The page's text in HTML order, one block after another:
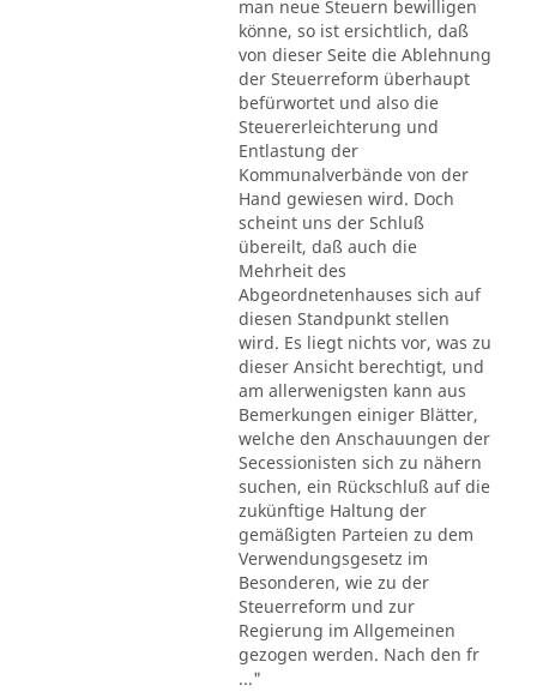
man neue Steuern bewilligen
könne, so ist ersichtlich, daß
von dieser Seite die Ablehnung
der Steuerreform überhaupt
befürwortet und also die
Steuererleichterung und
Entlastung der
Kommunalverbände von der
Hand gewiesen wird. Doch
scheint uns der Schluß
übereilt, daß auch die
Mehrheit des
Abgeordnetenhauses sich auf
diesen Standpunkt stellen
wird. Es liegt nichts vor, was zu
dieser Ansicht berechtigt, und
am allerwenigsten kann aus
Bemerkungen einiger Blätter,
welche den Anschauungen der
Secessionisten sich zu nähern
suchen, ein Rückschluß auf die
zukünftige Haltung der
gemäßigten Parteien zu dem
Verwendungsgesetz im
Besonderen, wie zu der
Steuerreform und zur
Regierung im Allgemeinen
gezogen werden. Nach den fr
..."